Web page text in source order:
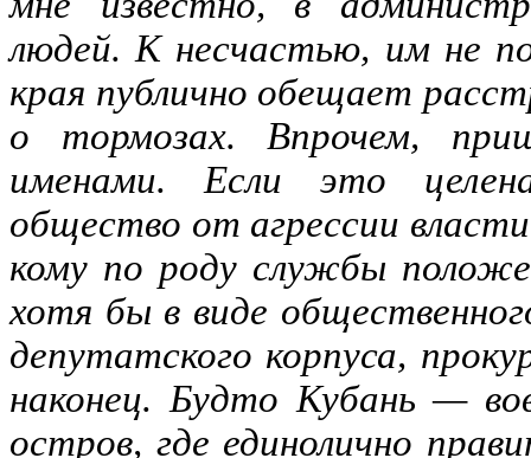
людей. К несчастью, им не
края публично обещает
о тормозах. Впрочем,
именами. Если это
общество от агрессии
кому по роду службы
хотя бы в виде
депутатского корпуса,
наконец. Будто Кубань —
остров, где единолично